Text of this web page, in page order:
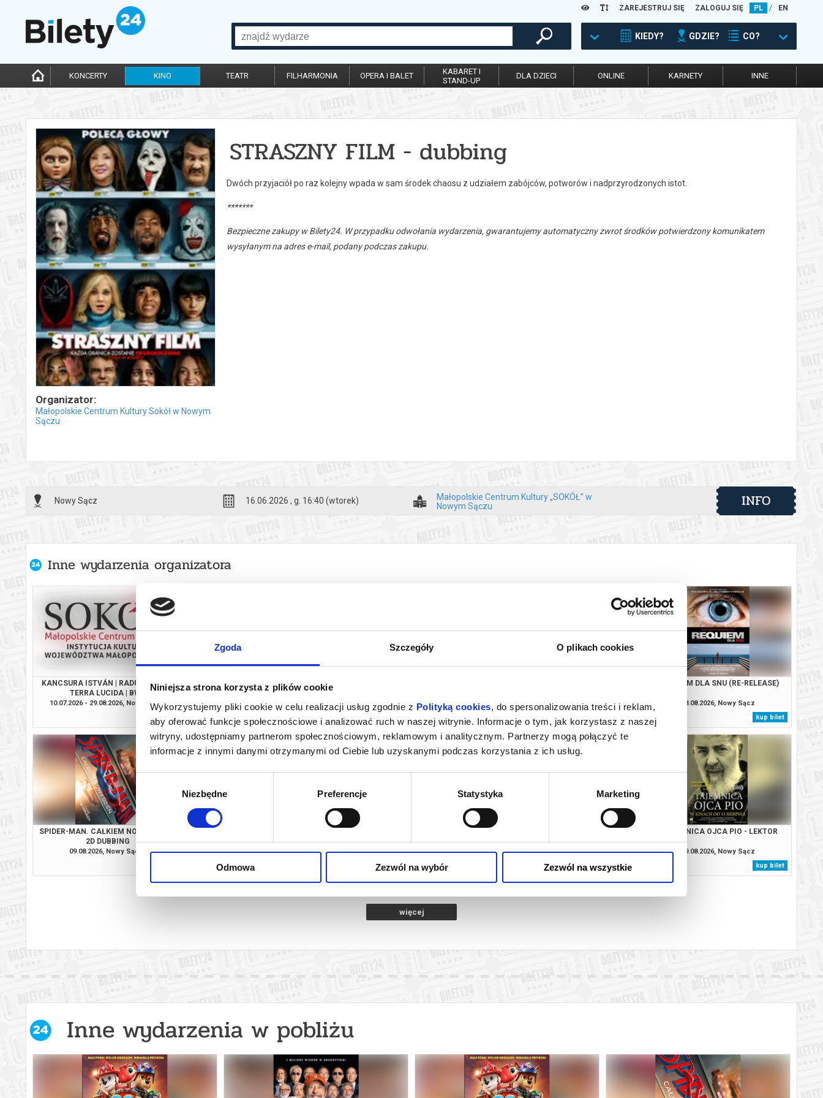
Zgoda Szczegóły O plikach cookies
Niniejsza strona korzysta z plików cookie
Wykorzystujemy pliki cookie w celu realizacji usług zgodnie z Polityką cookies, do spersonalizowania treści i reklam,
aby oferować funkcje społecznościowe i analizować ruch w naszej witrynie. Informacje o tym, jak korzystasz z naszej
witryny, udostępniamy partnerom społecznościowym, reklamowym i analitycznym. Partnerzy mogą połączyć te
informacje z innymi danymi otrzymanymi od Ciebie lub uzyskanymi podczas korzystania z ich usług.
Wybór
Niezbędne Preferencje Statystyka Marketing
Odmowa Zezwól na wybór Zezwól na wszystkie
ZAREJESTRUJ SIĘ ZALOGUJ SIĘ PL / EN
KIEDY? GDZIE? CO?
KONCERTY KINO TEATR FILHARMONIA OPERA I BALET
KABARET I
STAND-UP
DLA DZIECI ONLINE KARNETY INNE
Organizator:
Małopolskie Centrum Kultury Sokół w Nowym
Sączu
STRASZNY FILM - dubbing
Dwóch przyjaciół po raz kolejny wpada w sam środek chaosu z udziałem zabójców, potworów i nadprzyrodzonych istot.
*******
Bezpieczne zakupy w Bilety24. W przypadku odwołania wydarzenia, gwarantujemy automatyczny zwrot środków potwierdzony komunikatem
wysyłanym na adres e-mail, podany podczas zakupu.
Nowy Sącz 16.06.2026 , g. 16:40 (wtorek)
Małopolskie Centrum Kultury „SOKÓŁ” w
Nowym Sączu
INFO
Inne wydarzenia organizatora
KANCSURA ISTVÁN | RADU ŞERBAN |
TERRA LUCIDA | BWA
10.07.2026 - 29.08.2026, Nowy Sącz
SPIDER-MAN. CAŁKIEM NOWY DZIEŃ -
2D NAPISY
08.08.2026, Nowy Sącz
kup bilet
08.08.2026, Nowy Sącz
kup bilet
08.08.2026, Nowy Sącz
REQUIEM DLA SNU (RE-RELEASE)
08.08.2026, Nowy Sącz
kup bilet
SPIDER-MAN. CAŁKIEM NOWY DZIEŃ -
2D DUBBING
09.08.2026, Nowy Sącz
09.08.2026, Nowy Sącz
09.08.2026, Nowy Sącz
09.08.2026, Nowy Sącz
kup bilet
TAJEMNICA OJCA PIO - LEKTOR
09.08.2026, Nowy Sącz
kup bilet
więcej
Inne wydarzenia w pobliżu